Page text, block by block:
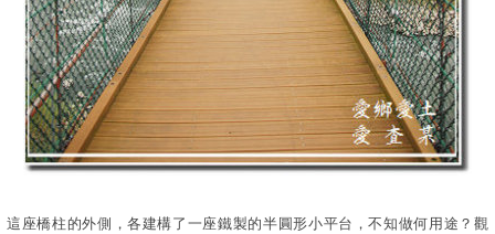
這座橋柱的外側，各建構了一座鐵製的半圓形小平台，不知做何用途？觀